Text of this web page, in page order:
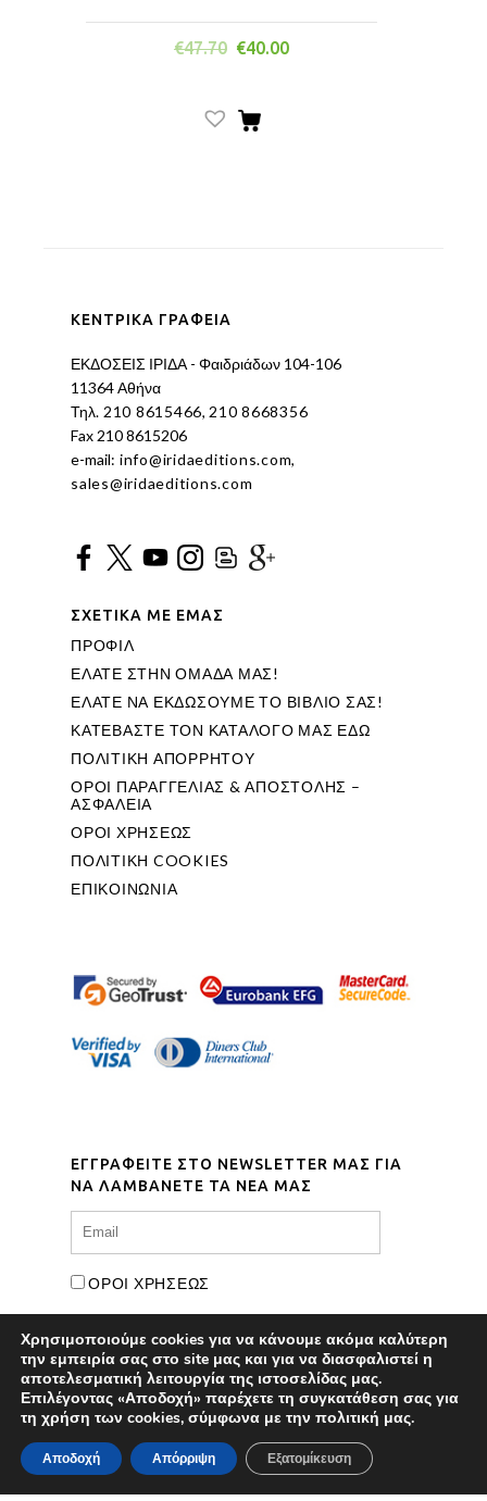
47.70 €40.00
ΚΕΝΤΡΙΚΑ ΓΡΑΦΕΙΑ
ΕΚΔΟΣΕΙΣ ΙΡΙΔΑ - Φαιδριάδων 104-106
11364 Αθήνα
Τηλ. 210 8615466, 210 8668356
Fax 210 8615206
e-mail: info@iridaeditions.com,
sales@iridaeditions.com
ΣΧΕΤΙΚΑ ΜΕ ΕΜΑΣ
ΠΡΟΦΙΛ
ΕΛΑΤΕ ΣΤΗΝ ΟΜΑΔΑ ΜΑΣ!
ΕΛΑΤΕ ΝΑ ΕΚΔΩΣΟΥΜΕ ΤΟ ΒΙΒΛΙΟ ΣΑΣ!
ΚΑΤΕΒΑΣΤΕ ΤΟΝ ΚΑΤΑΛΟΓΟ ΜΑΣ ΕΔΩ
ΠΟΛΙΤΙΚΗ ΑΠΟΡΡΗΤΟΥ
ΟΡΟΙ ΠΑΡΑΓΓΕΛΙΑΣ & ΑΠΟΣΤΟΛΗΣ –
ΑΣΦΑΛΕΙΑ
ΟΡΟΙ ΧΡΗΣΕΩΣ
ΠΟΛΙΤΙΚΗ COOKIES
ΕΠΙΚΟΙΝΩΝΙΑ
ΕΓΓΡΑΦΕΙΤΕ ΣΤΟ NEWSLETTER ΜΑΣ ΓΙΑ
ΝΑ ΛΑΜΒΑΝΕΤΕ ΤΑ ΝΕΑ ΜΑΣ
ΟΡΟΙ ΧΡΗΣΕΩΣ
© Copyright Marinet Ltd
Χρησιμοποιούμε cookies για να κάνουμε ακόμα καλύτερη
την εμπειρία σας στο site μας και για να διασφαλιστεί η
αποτελεσματική λειτουργία της ιστοσελίδας μας.
Επιλέγοντας «Αποδοχή» παρέχετε τη συγκατάθεση σας για
τη χρήση των cookies, σύμφωνα με την πολιτική μας.
Αποδοχή Απόρριψη Εξατομίκευση